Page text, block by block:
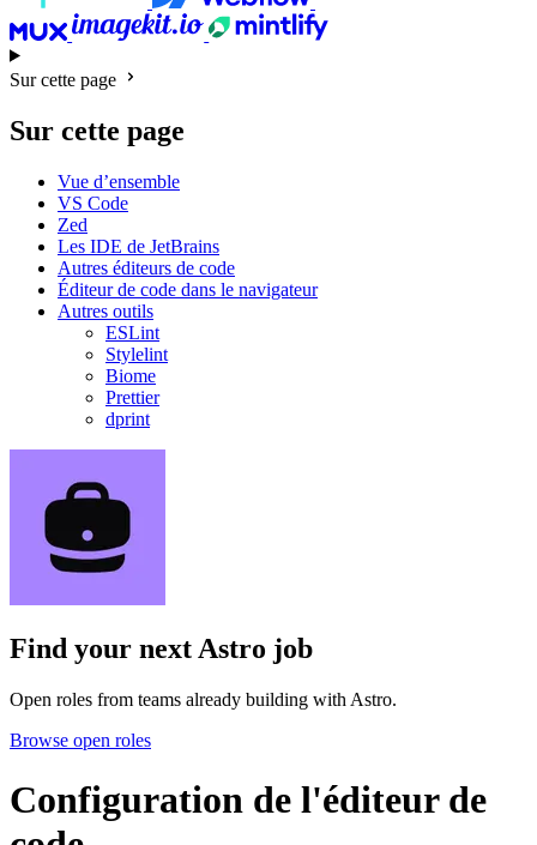
Sur cette page
Sur cette page
Vue d’ensemble
VS Code
Zed
Les IDE de JetBrains
Autres éditeurs de code
Éditeur de code dans le navigateur
Autres outils
ESLint
Stylelint
Biome
Prettier
dprint
Find your nextAstro job
Open roles from teams already building with Astro.
Browse open roles
Configuration de l'éditeur de